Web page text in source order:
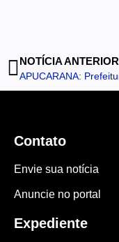
NOTÍCIA ANTERIOR
Contato
Envie sua notícia
Anuncie no portal
Expediente